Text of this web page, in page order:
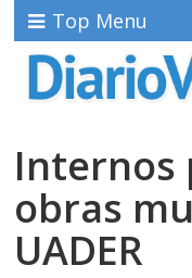
Top Menu
Internos
obras
UADER